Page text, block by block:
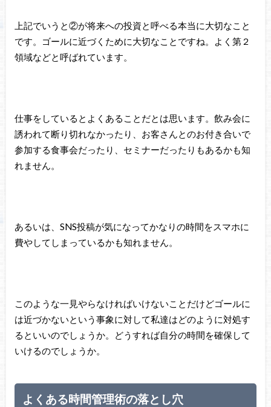
上記でいうと②が将来への投資と呼べる本当に大切なこと
です。ゴールに近づくために大切なことですね。よく第２
領域などと呼ばれています。
仕事をしているとよくあることだとは思います。飲み会に
誘われて断り切れなかったり、お客さんとのお付き合いで
参加する食事会だったり、セミナーだったりもあるかも知
れません。
あるいは、SNS投稿が気になってかなりの時間をスマホに
費やしてしまっているかも知れません。
このような一見やらなければいけないことだけどゴールに
は近づかないという事象に対して私達はどのように対処す
るといいのでしょうか。どうすれば自分の時間を確保して
いけるのでしょうか。
よくある時間管理術の落とし穴